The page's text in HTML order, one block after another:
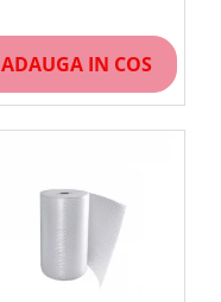
ADAUGA IN COS